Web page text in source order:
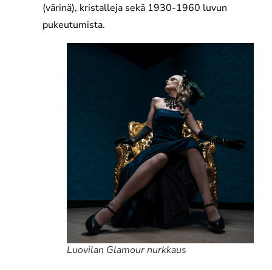
(värinä), kristalleja sekä 1930-1960 luvun
pukeutumista.
Luovilan Glamour nurkkaus